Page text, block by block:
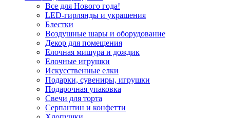
Все для Нового года!
LED-гирлянды и украшения
Блестки
Воздушные шары и оборудование
Декор для помещения
Елочная мишура и дождик
Елочные игрушки
Искусственные елки
Подарки, сувениры, игрушки
Подарочная упаковка
Свечи для торта
Серпантин и конфетти